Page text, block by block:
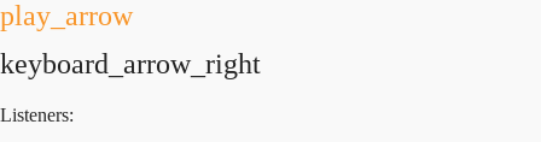
play_arrow
keyboard_arrow_right
Listeners: